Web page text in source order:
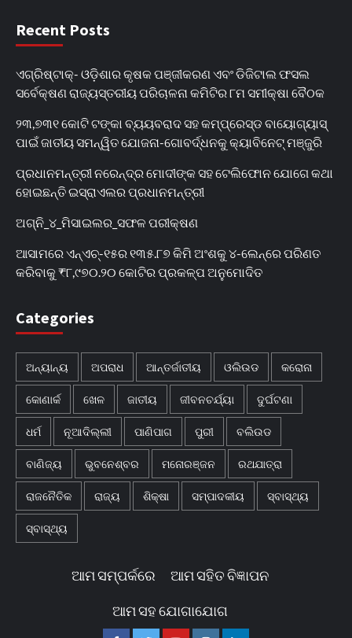
Recent Posts
ଏଗ୍ରିଷ୍ଟାକ୍‌- ଓଡ଼ିଶାର କୃଷକ ପଞ୍ଜୀକରଣ ଏବଂ ଡିଜିଟାଲ ଫସଲ
ସର୍ବେକ୍ଷଣ ରାଜ୍ୟସ୍ତରୀୟ ପରିଚାଳନା କମିଟିର ୮ମ ସମୀକ୍ଷା ବୈଠକ
୨୩,୭୩୧ କୋଟି ଟଙ୍କା ବ୍ୟୟବରାଦ ସହ କମ୍ପ୍ରେସ୍ଡ ବାୟୋଗ୍ୟାସ୍
ପାଇଁ ଜାତୀୟ ସମନ୍ୱିତ ଯୋଜନା-ଗୋବର୍ଦ୍ଧନକୁ କ୍ୟାବିନେଟ୍‌ ମଞ୍ଜୁରି
ପ୍ରଧାନମନ୍ତ୍ରୀ ନରେନ୍ଦ୍ର ମୋଦୀଙ୍କ ସହ ଟେଲିଫୋନ ଯୋଗେ କଥା
ହୋଇଛନ୍ତି ଇସ୍ରାଏଲର ପ୍ରଧାନମନ୍ତ୍ରୀ
ଅଗ୍ନି_୪_ମିସାଇଲର_ସଫଳ ପରୀକ୍ଷଣ
ଆସାମରେ ଏନ୍ଏଚ୍-୧୫ର ୧୩୫.୮୭ କିମି ଅଂଶକୁ ୪-ଲେନ୍‌ରେ ପରିଣତ
କରିବାକୁ ₹୮,୯୭୦.୨୦ କୋଟିର ପ୍ରକଳ୍ପ ଅନୁମୋଦିତ
Categories
ଅନ୍ୟାନ୍ୟ ଅପରାଧ ଆନ୍ତର୍ଜାତୀୟ ଓଲିଉଡ କରୋନା
କୋଣାର୍କ ଖେଳ ଜାତୀୟ ଜୀବନଚର୍ଯ୍ୟା ଦୁର୍ଘଟଣା
ଧର୍ମ ନୂଆଦିଲ୍ଲୀ ପାଣିପାଗ ପୁରୀ ବଲିଉଡ
ବାଣିଜ୍ୟ ଭୁବନେଶ୍ବର ମନୋରଞ୍ଜନ ରଥଯାତ୍ରା
ରାଜନୈତିକ ରାଜ୍ୟ ଶିକ୍ଷା ସମ୍ପାଦକୀୟ ସ୍ବାସ୍ଥ୍ୟ
ସ୍ବାସ୍ଥ୍ୟ
ଆମ ସମ୍ପର୍କରେ ଆମ ସହିତ ବିଜ୍ଞାପନ
ଆମ ସହ ଯୋଗାଯୋଗ